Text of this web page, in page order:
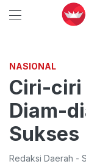
NASIONAL
Ciri-ciri
Diam-
Sukses
Redaksi Daerah -